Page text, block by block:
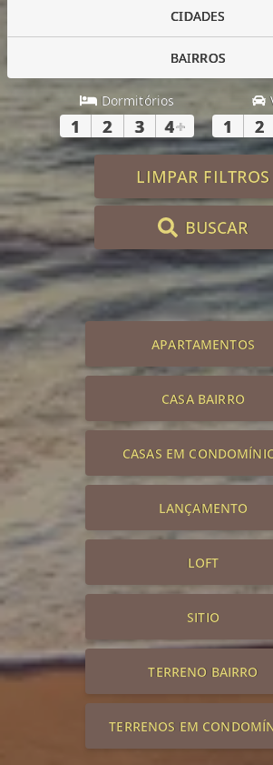
CIDADES
BAIRROS
Dormitórios
1 2 3 4+ 1 2
LIMPAR FILTROS
BUSCAR
APARTAMENTOS
CASA BAIRRO
CASAS EM
LANÇAMENTO
LOFT
SITIO
TERRENO BAIRRO
TERRENOS EM